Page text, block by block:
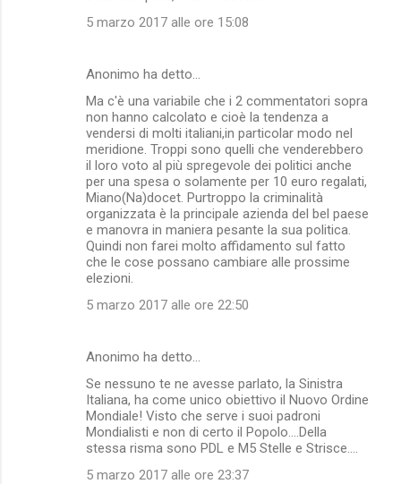
5 marzo 2017 alle ore 15:08
Anonimo ha detto…
Ma c'è una variabile che i 2 commentatori sopra
non hanno calcolato e cioè la tendenza a
vendersi di molti italiani,in particolar modo nel
meridione. Troppi sono quelli che venderebbero
il loro voto al più spregevole dei politici anche
per una spesa o solamente per 10 euro regalati,
Miano(Na)docet. Purtroppo la criminalità
organizzata è la principale azienda del bel paese
e manovra in maniera pesante la sua politica.
Quindi non farei molto affidamento sul fatto
che le cose possano cambiare alle prossime
elezioni.
5 marzo 2017 alle ore 22:50
Anonimo ha detto…
Se nessuno te ne avesse parlato, la Sinistra
Italiana, ha come unico obiettivo il Nuovo Ordine
Mondiale! Visto che serve i suoi padroni
Mondialisti e non di certo il Popolo....Della
stessa risma sono PDL e M5 Stelle e Strisce....
5 marzo 2017 alle ore 23:37